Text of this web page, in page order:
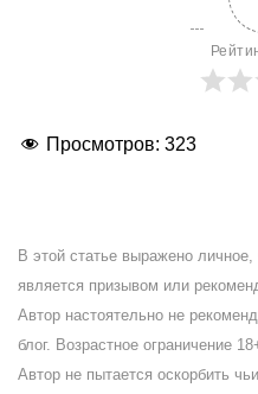
Просмотров: 323
В этой статье выражено
является призывом или
Автор настоятельно не
блог. Возрастное ограничение
Автор не пытается оскорбить